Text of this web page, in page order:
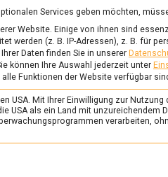
&
Ernährung
LAPSANG SOUCHONG
Services geben möchten,
Website. Einige von ihnen sind
werden (z. B. IP-Adressen), z. B. für
Daten finden Sie in unserer
können Ihre Auswahl jederzeit unter
Funktionen der Website verfügbar
USA. Mit Ihrer Einwilligung zur
USA als ein Land mit
verarbeiten,
eine Einwilligung erteilt